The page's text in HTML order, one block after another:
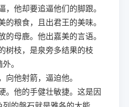
，他却要追逼他们的脚跟。
的粮食，且出君王的美味。
的母鹿。他出嘉美的言语。
树枝，是泉旁多结果的枝
。
向他射箭，逼迫他。
。他的手健壮敏捷。这是因